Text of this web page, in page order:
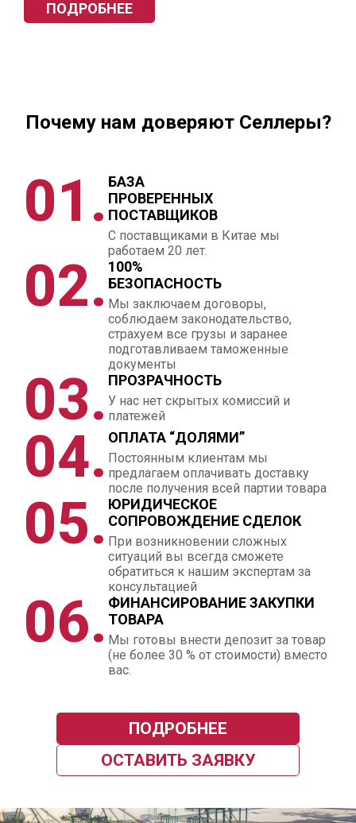
ПОДРОБНЕЕ
Почему нам доверяют Селлеры?
01. БАЗА
ПРОВЕРЕННЫХ
ПОСТАВЩИКОВ
С поставщиками в Китае мы
работаем 20 лет.
02. 100%
БЕЗОПАСНОСТЬ
Мы заключаем договоры,
соблюдаем законодательство,
страхуем все грузы и заранее
подготавливаем таможенные
документы
03. ПРОЗРАЧНОСТЬ
У нас нет скрытых комиссий и
платежей
04. ОПЛАТА “ДОЛЯМИ”
Постоянным клиентам мы
предлагаем оплачивать доставку
после получения всей партии товара
05. ЮРИДИЧЕСКОЕ
СОПРОВОЖДЕНИЕ СДЕЛОК
При возникновении сложных
ситуаций вы всегда сможете
обратиться к нашим экспертам за
консультацией
06. ФИНАНСИРОВАНИЕ ЗАКУПКИ
ТОВАРА
Мы готовы внести депозит за товар
(не более 30 % от стоимости) вместо
вас.
ПОДРОБНЕЕ
ОСТАВИТЬ ЗАЯВКУ